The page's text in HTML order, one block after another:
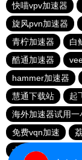
快喵vpv加速器
旋风pvn加速器
青柠加速器
白
酷通加速器
hammer加速器
慧通下载站
起
海外加速器试用一
免费vqn加速
十大免费加速神器